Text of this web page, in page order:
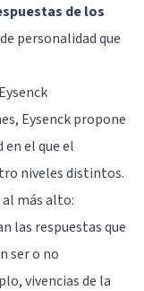
de los
personalidad que
Eysenck propone
el que el
niveles distintos.
al más alto:
las respuestas que
ser o no
vivencias de la